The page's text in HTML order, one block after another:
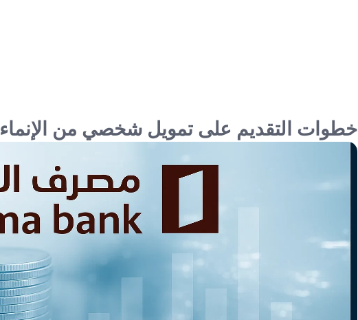
خطوات التقديم على تمويل شخصي من الإنماء